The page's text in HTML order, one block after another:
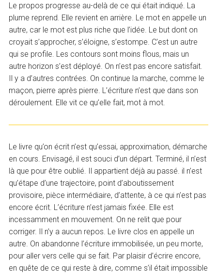
Le propos progresse au-delà de ce qui était indiqué. La
plume reprend. Elle revient en arrière. Le mot en appelle un
autre, car le mot est plus riche que l’idée. Le but dont on
croyait s’approcher, s’éloigne, s’estompe. C’est un autre
qui se profile. Les contours sont moins flous, mais un
autre horizon s’est déployé. On n’est pas encore satisfait.
Il y a d’autres contrées. On continue la marche, comme le
maçon, pierre après pierre. L’écriture n’est que dans son
déroulement. Elle vit ce qu’elle fait, mot à mot.
Le livre qu’on écrit n’est qu’essai, approximation, démarche
en cours. Envisagé, il est souci d’un départ. Terminé, il n’est
là que pour être oublié. Il appartient déjà au passé. il n’est
qu’étape d’une trajectoire, point d’aboutissement
provisoire, pièce intermédiaire, d’attente, à ce qui n’est pas
encore écrit. L’écriture n’est jamais fixée. Elle est
incessamment en mouvement. On ne relit que pour
corriger. Il n’y a aucun repos. Le livre clos en appelle un
autre. On abandonne l’écriture immobilisée, un peu morte,
pour aller vers celle qui se fait. Par plaisir d’écrire encore,
en quête de ce qui reste à dire, comme s’il était impossible